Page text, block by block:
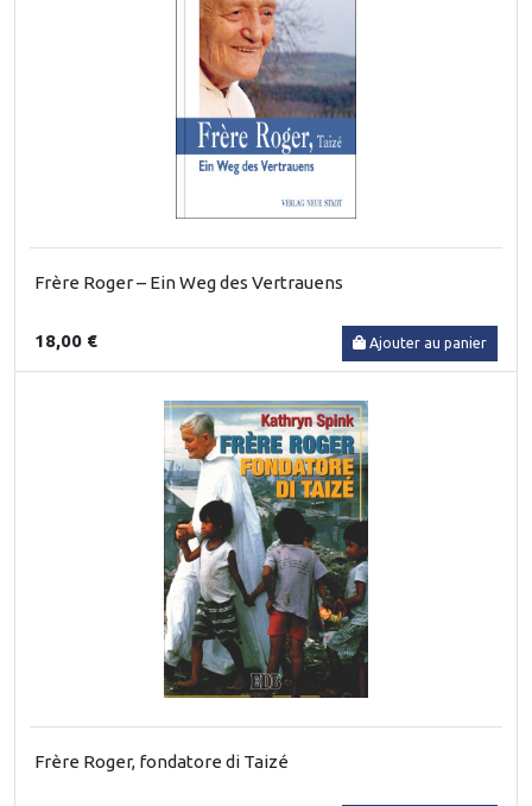
Frère Roger – Ein Weg des Vertrauens
18,00 € Ajouter au panier
Frère Roger, fondatore di Taizé